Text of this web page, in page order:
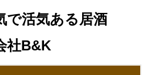
で活気ある居酒
社B&K